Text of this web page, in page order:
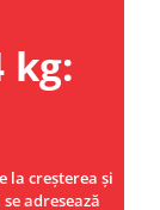
kg:
la creșterea și
adresează